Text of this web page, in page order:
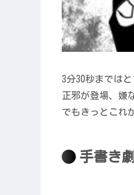
3分30秒までは
正邪が登場、
でもきっとこれ
手書き